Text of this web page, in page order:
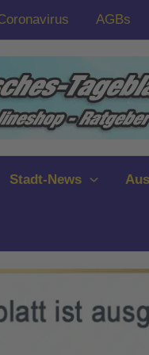
AGBs
Stadt-News